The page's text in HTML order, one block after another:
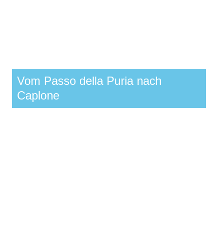
Vom Passo della Puria nach
Caplone